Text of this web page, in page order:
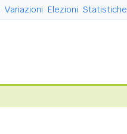
Variazioni Elezioni Statistiche